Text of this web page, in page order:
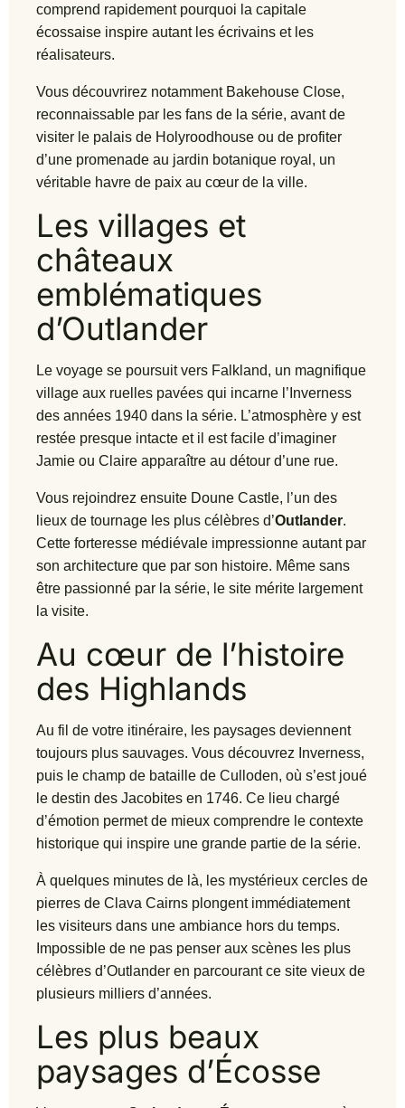
comprend rapidement pourquoi la capitale
écossaise inspire autant les écrivains et les
réalisateurs.
Vous découvrirez notamment Bakehouse Close,
reconnaissable par les fans de la série, avant de
visiter le palais de Holyroodhouse ou de profiter
d’une promenade au jardin botanique royal, un
véritable havre de paix au cœur de la ville.
Les villages et
châteaux
emblématiques
d’Outlander
Le voyage se poursuit vers Falkland, un magnifique
village aux ruelles pavées qui incarne l’Inverness
des années 1940 dans la série. L’atmosphère y est
restée presque intacte et il est facile d’imaginer
Jamie ou Claire apparaître au détour d’une rue.
Vous rejoindrez ensuite Doune Castle, l’un des
lieux de tournage les plus célèbres d’Outlander.
Cette forteresse médiévale impressionne autant par
son architecture que par son histoire. Même sans
être passionné par la série, le site mérite largement
la visite.
Au cœur de l’histoire
des Highlands
Au fil de votre itinéraire, les paysages deviennent
toujours plus sauvages. Vous découvrez Inverness,
puis le champ de bataille de Culloden, où s’est joué
le destin des Jacobites en 1746. Ce lieu chargé
d’émotion permet de mieux comprendre le contexte
historique qui inspire une grande partie de la série.
À quelques minutes de là, les mystérieux cercles de
pierres de Clava Cairns plongent immédiatement
les visiteurs dans une ambiance hors du temps.
Impossible de ne pas penser aux scènes les plus
célèbres d’Outlander en parcourant ce site vieux de
plusieurs milliers d’années.
Les plus beaux
paysages d’Écosse